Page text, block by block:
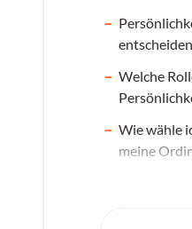
Welche
Wie wähle
meine